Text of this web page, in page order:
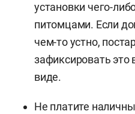
установки чего-
питомцами. Если
чем-то устно,
зафиксировать это
виде.
Не платите